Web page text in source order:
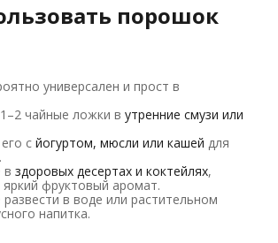
порошок
универсален и прост в
чайные ложки в утренние смузи или
с йогуртом, мюсли или кашей для
в здоровых десертах и коктейлях,
фруктовый аромат.
в воде или растительном
напитка.